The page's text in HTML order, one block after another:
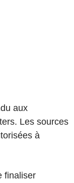
aux
Les sources
à
finaliser